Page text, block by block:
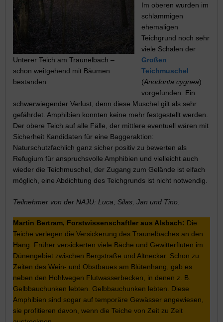
Unterer Teich am Traunelbach –
schon weitgehend mit Bäumen
bestanden.
Im oberen wurden im
schlammigen
ehemaligen
Teichgrund noch sehr
viele Schalen der
Großen
Teichmuschel
(Anodonta cygnea)
vorgefunden. Ein
schwerwiegender Verlust, denn diese Muschel gilt als sehr
gefährdet. Amphibien konnten keine mehr festgestellt werden.
Der obere Teich auf alle Fälle, der mittlere eventuell wären mit
Sicherheit Kandidaten für eine Baggeraktion:
Naturschutzfachlich ganz sicher positiv zu bewerten als
Refugium für anspruchsvolle Amphibien und vielleicht auch
wieder die Teichmuschel, der Zugang zum Gelände ist eifach
möglich, eine Abdichtung des Teichgrunds ist nicht notwendig.
Teilnehmer von der NAJU: Luca, Silas, Jan und Tino.
Martin Bertram, Forstwissenschaftler aus Alsbach: Die
Teiche verlegen die Versickerung des Traunelbaches an den
Hang. Früher versickerten viele Bäche und Gewitterfluten im
Dünengebiet zwischen Bergstraße und Altneckar. Schon zu
Zeiten des Wein- und Obstbaues am Blütenhang, gab es
neben den Hohlwegen Flutwasserbecken, in denen z. B.
Gelbbauchunken lebten. Gelbbauchunken lebten. Diese
Amphibien sind sogar auf temporäre Gewässer angewiesen,
sie profitieren davon, wenn die Teiche von Zeit zu Zeit